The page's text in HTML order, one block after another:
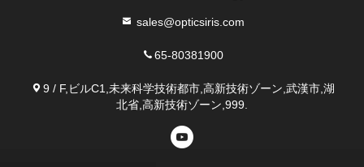
sales@opticsiris.com
65-80381900
9 / F,ビルC1,未来科学技術都市,高新技術ゾーン,武漢市,湖
北省,高新技術ゾーン,999.